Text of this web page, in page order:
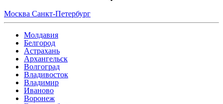
Москва Санкт-Петербург
Молдавия
Белгород
Астрахань
Архангельск
Волгоград
Владивосток
Владимир
Иваново
Воронеж